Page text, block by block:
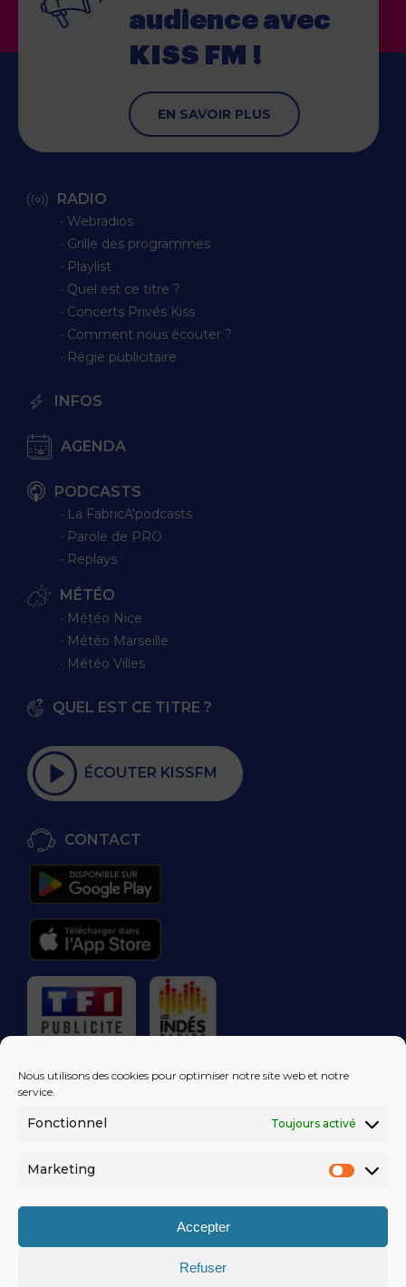
Nous utilisons des cookies pour optimiser notre site web et notre
service.
Fonctionnel Toujours activé
Marketing
Accepter
Refuser
audience avec
KISS FM !
EN SAVOIR PLUS
RADIO
∙ Webradios
∙ Grille des programmes
∙ Playlist
∙ Quel est ce titre ?
∙ Concerts Privés Kiss
∙ Comment nous écouter ?
∙ Régie publicitaire
INFOS
AGENDA
PODCASTS
∙ La FabricA'podcasts
∙ Parole de PRO
∙ Replays
MÉTÉO
∙ Météo Nice
∙ Météo Marseille
∙ Météo Villes
QUEL EST CE TITRE ?
ÉCOUTER KISSFM
CONTACT
RÉGIE PUBLICITAIRE
LES EXCLUS
DANS VOTRE